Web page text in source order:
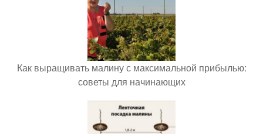
Как выращивать малину с максимальной прибылью:
советы для начинающих